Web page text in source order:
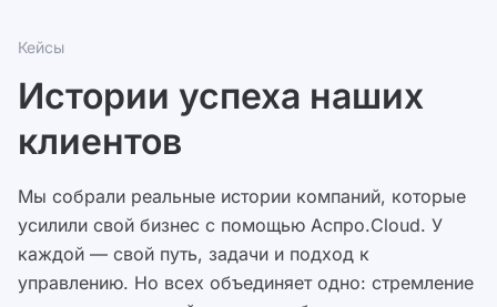
Кейсы
Истории успеха наших
клиентов
Мы собрали реальные истории компаний, которые
усилили свой бизнес с помощью Аспро.Cloud. У
каждой — свой путь, задачи и подход к
управлению. Но всех объединяет одно: стремление